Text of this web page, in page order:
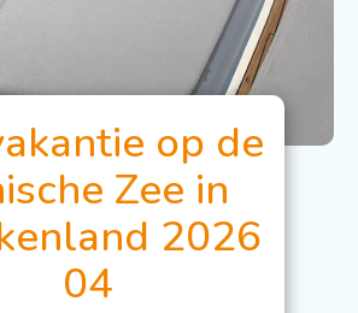
op de
Zee in
2026
04